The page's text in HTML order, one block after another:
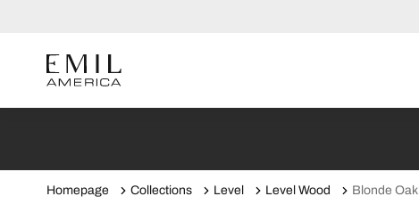
Homepage Collections Level Level Wood Blonde Oak